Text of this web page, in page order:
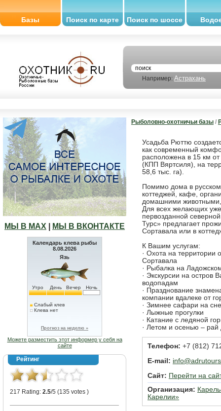
Базы Поиск по карте Поиск по шоссе
Например: Астрахань
МЫ В МАХ МЫ В ВКОНТАКТЕ
Календарь клева рыбы
8.08.2026
Язь
Утро День Вечер Ночь
Слабый клев
Клева нет
Прогноз на неделю »
Можете разместить этот информер у себя на
сайте
Рейтинг
217 Rating: 2.5/5 (135 votes )
Рыболовно-охотничьи базы /
Усадьба Рюттю
как современный
расположена в 15 км
(КПП Вяртсиля), на
58,6 тыс. га).
Помимо дома в русском
коттеджей, кафе,
домашними животными,
Для всех желающих
первозданной
Турс» предлагает
Сортавала или в
К Вашим услугам:
· Охота на территории
Сортавала
· Рыбалка на
· Экскурсии на остров
водопадам
· Празднование
компании вдалеке от
· Зимнее сафари на
· Лыжные прогулки
· Катание с ледяной
· Летом и осенью – рай
Телефон: +7 (812)
E-mail:
Сайт: Перейти на
Организация:
Карелии»